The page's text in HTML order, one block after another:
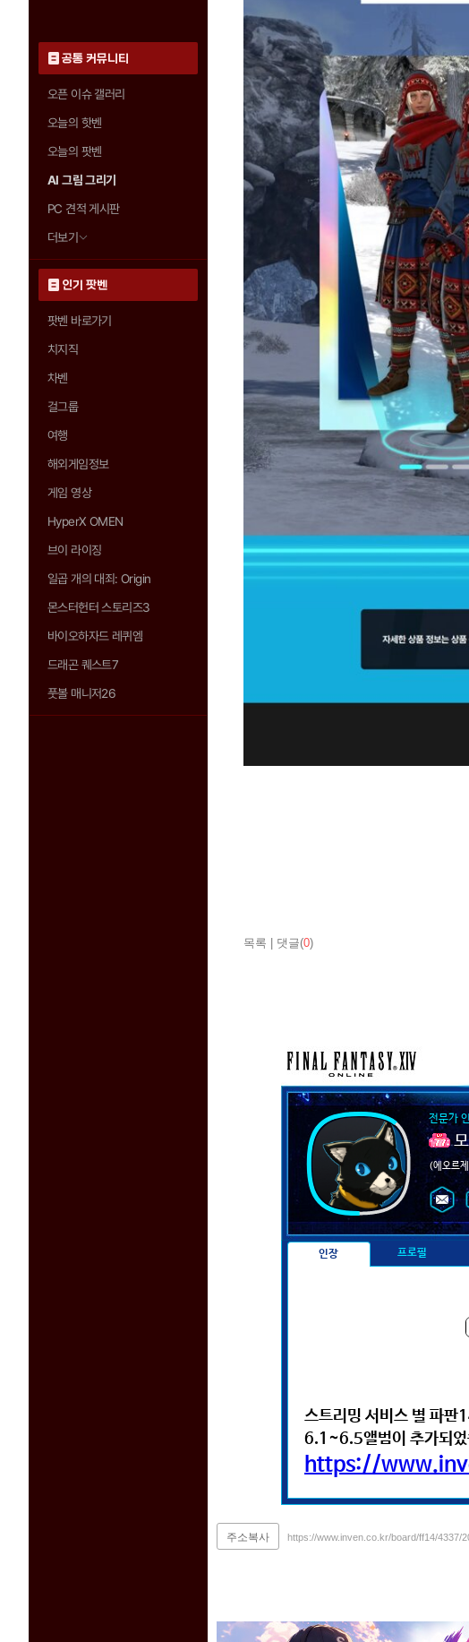
공통 커뮤니티
오픈 이슈 갤러리
오늘의 핫벤
오늘의 팟벤
AI 그림 그리기
PC 견적 게시판
더보기
인기 팟벤
팟벤 바로가기
치지직
차벤
걸그룹
여행
해외게임정보
게임 영상
HyperX OMEN
브이 라이징
일곱 개의 대죄: Origin
몬스터헌터 스토리즈3
바이오하자드 레퀴엠
드래곤 퀘스트7
풋볼 매니저26
목록 | 댓글(0)
전문가
(에오르
인장 프로필
스트리밍 서비스 별 파
6.1~6.5앨범이 추가되
https://
주소복사 https://www.inven.co.kr/board/ff14/4337/